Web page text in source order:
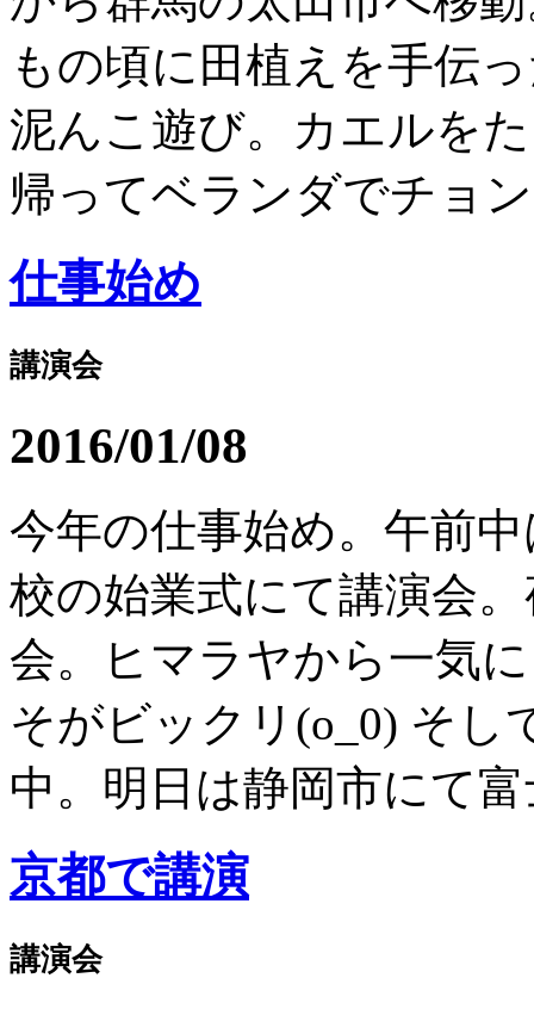
もの頃に田植えを手伝
泥んこ遊び。カエルを
帰ってベランダでチョ
仕事始め
講演会
2016/01/08
今年の仕事始め。午前
校の始業式にて講演会
会。ヒマラヤから一気
そがビックリ(o_0) そし
中。明日は静岡市にて
京都で講演
講演会